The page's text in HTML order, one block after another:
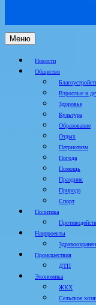
Меню
Новости
Общество
Взрослые и
Здоровье
Культура
Образование
Отдых
Патриотизм
Погода
Помощь
Праздник
Природа
Спорт
Политика
Нацпроекты
Происшествия
ДТП
Экономика
ЖКХ
Сельское